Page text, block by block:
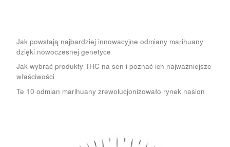
Jak powstają najbardziej innowacyjne odmiany marihuany
dzięki nowoczesnej genetyce
Jak wybrać produkty THC na sen i poznać ich najważniejsze
właściwości
Te 10 odmian marihuany zrewolucjonizowało rynek nasion